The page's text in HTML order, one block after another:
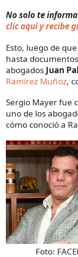
No solo te
clic aquí y recibe
Esto, luego de
hasta
abogados Juan
Ramírez Muñoz,
Sergio Mayer fue
uno de los
cómo conoció a
Foto: